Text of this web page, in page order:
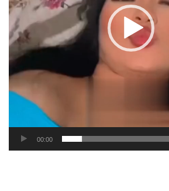
00:00